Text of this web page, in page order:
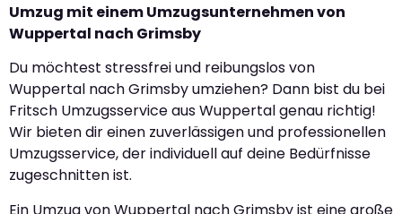
Umzug mit einem Umzugsunternehmen von
Wuppertal nach Grimsby
Du möchtest stressfrei und reibungslos von
Wuppertal nach Grimsby umziehen? Dann bist du bei
Fritsch Umzugsservice aus Wuppertal genau richtig!
Wir bieten dir einen zuverlässigen und professionellen
Umzugsservice, der individuell auf deine Bedürfnisse
zugeschnitten ist.
Ein Umzug von Wuppertal nach Grimsby ist eine große